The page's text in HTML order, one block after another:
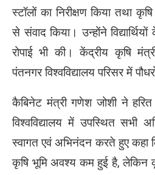
स्टॉलों का निरीक्षण किया तथा कृषि
से संवाद किया। उन्होंने
रोपाई भी की। केंद्रीय कृषि
पंतनगर विश्वविद्यालय परिसर में
कैबिनेट मंत्री गणेश जोशी ने
विश्वविद्यालय में उपस्थित सभी
स्वागत एवं अभिनंदन करते हुए कहा
कृषि भूमि अवश्य कम हुई है, लेकिन